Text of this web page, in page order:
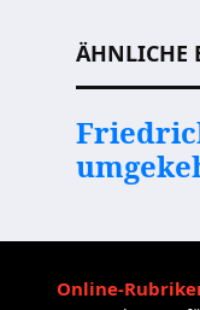
ÄHNLICHE
Online-